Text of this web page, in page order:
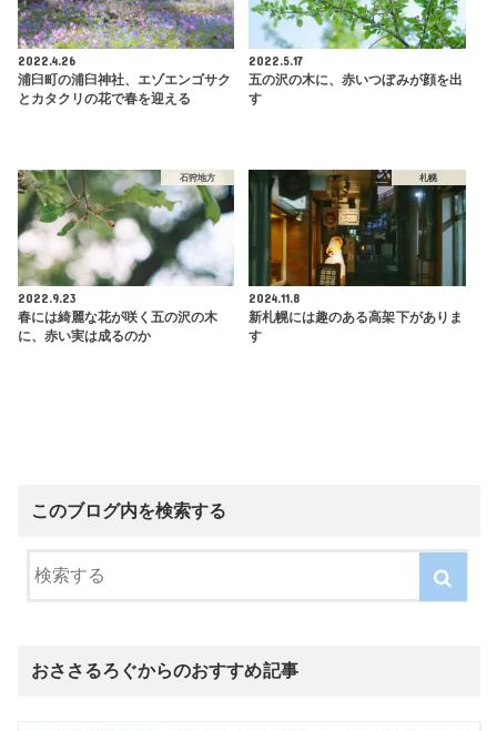
2022.4.26
浦臼町の浦臼神社、エゾエンゴサク
とカタクリの花で春を迎える
2022.5.17
五の沢の木に、赤いつぼみが顔を出
す
石狩地方
2022.9.23
春には綺麗な花が咲く五の沢の木
に、赤い実は成るのか
札幌
2024.11.8
新札幌には趣のある高架下がありま
す
このブログ内を検索する
おささるろぐからのおすすめ記事